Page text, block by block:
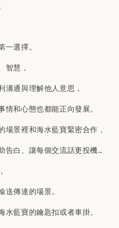
一選擇。
智慧，
溝通與理解他人意思，
和心態也都能正向發展。
場景裡和海水藍寶緊密合作，
告白、讓每個交流話更投機…
送傳達的場景。
藍寶的鑰匙扣或者車掛。